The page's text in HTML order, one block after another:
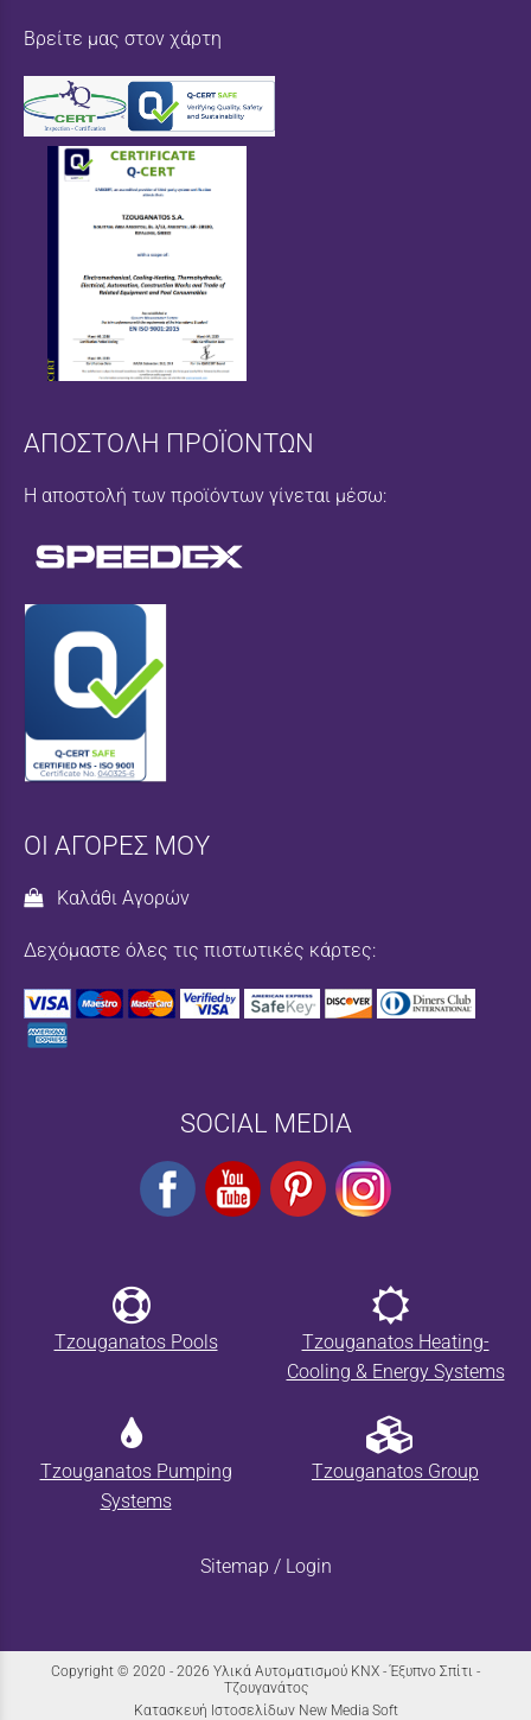
Βρείτε μας στον χάρτη
ΑΠΟΣΤΟΛΗ ΠΡΟΪΟΝΤΩΝ
Η αποστολή των προϊόντων γίνεται μέσω:
ΟΙ ΑΓΟΡΕΣ ΜΟΥ
Καλάθι Αγορών
Δεχόμαστε όλες τις πιστωτικές κάρτες:
SOCIAL MEDIA
Tzouganatos Pools
Tzouganatos Heating-
Cooling & Energy Systems
Tzouganatos Pumping
Systems
Tzouganatos Group
Sitemap / Login
Copyright © 2020 - 2026 Υλικά Αυτοματισμού KNX - Έξυπνο Σπίτι -
Τζουγανάτος
Κατασκευή Ιστοσελίδων New Media Soft